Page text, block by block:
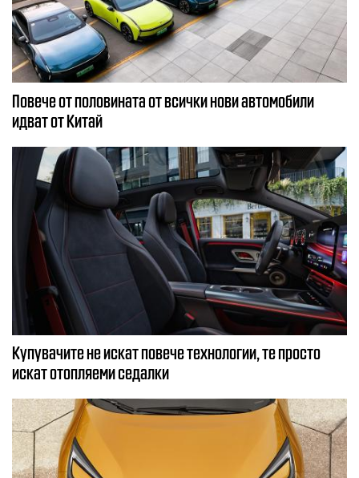
Повече от половината от всички нови автомобили
идват от Китай
Купувачите не искат повече технологии, те просто
искат отопляеми седалки